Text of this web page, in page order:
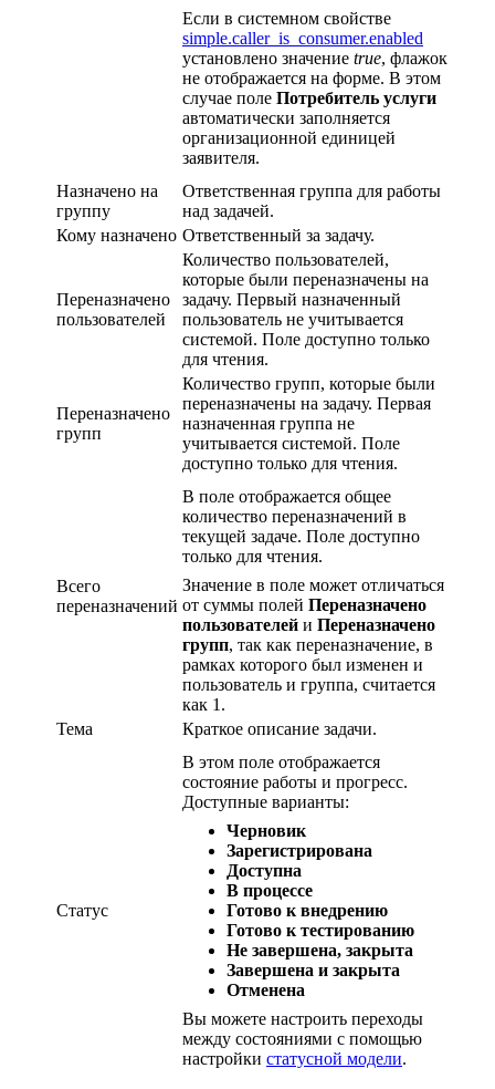
Если в системном свойстве
simple.caller_is_consumer.enabled
установлено значение true, флажок
не отображается на форме. В этом
случае поле Потребитель услуги
автоматически заполняется
организационной единицей
заявителя.
Назначено на
группу
Ответственная группа для работы
над задачей.
Кому назначено Ответственный за задачу.
Переназначено
пользователей
Количество пользователей,
которые были переназначены на
задачу. Первый назначенный
пользователь не учитывается
системой. Поле доступно только
для чтения.
Переназначено
групп
Количество групп, которые были
переназначены на задачу. Первая
назначенная группа не
учитывается системой. Поле
доступно только для чтения.
Всего
переназначений
В поле отображается общее
количество переназначений в
текущей задаче. Поле доступно
только для чтения.
Значение в поле может отличаться
от суммы полей Переназначено
пользователей и Переназначено
групп, так как переназначение, в
рамках которого был изменен и
пользователь и группа, считается
как 1.
Тема
Краткое описание задачи.
Статус
В этом поле отображается
состояние работы и прогресс.
Доступные варианты:
Черновик
Зарегистрирована
Доступна
В процессе
Готово к внедрению
Готово к тестированию
Не завершена, закрыта
Завершена и закрыта
Отменена
Вы можете настроить переходы
между состояниями с помощью
настройки статусной модели.